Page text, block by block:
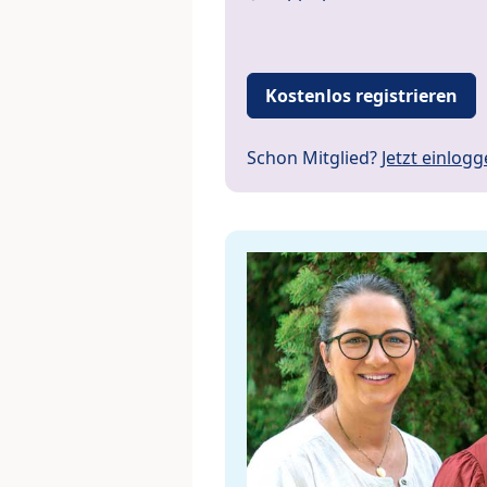
Kostenlos registrieren
Schon Mitglied? Jetzt